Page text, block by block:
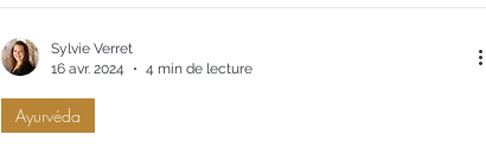
ou dans le calme d’un soir plus tô
Ayurvéda
Sylvie Verret
16 avr. 2024
4 min de lecture